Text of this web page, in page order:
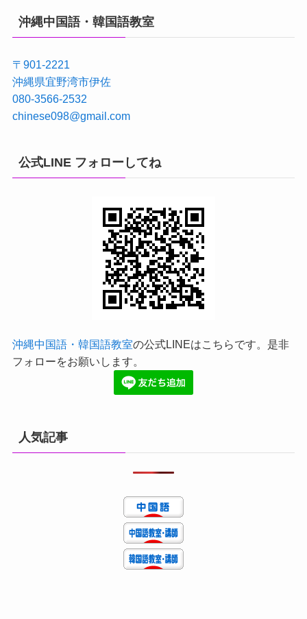
沖縄中国語・韓国語教室
〒901-2221
沖縄県宜野湾市伊佐
080-3566-2532
chinese098@gmail.com
公式LINE フォローしてね
沖縄中国語・韓国語教室の公式LINEはこちらです。是非
フォローをお願いします。
人気記事